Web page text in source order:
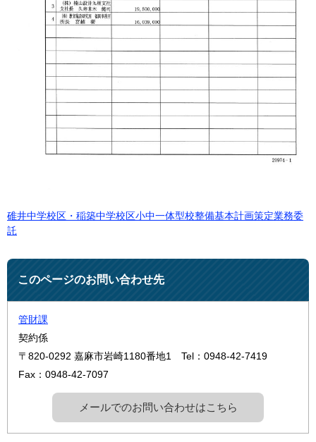
碓井中学校区・稲築中学校区小中一体型校整備基本計画策定業務委
託
このページのお問い合わせ先
管財課
契約係
〒820-0292 嘉麻市岩崎1180番地1
Tel：0948-42-7419
Fax：0948-42-7097
メールでのお問い合わせはこちら